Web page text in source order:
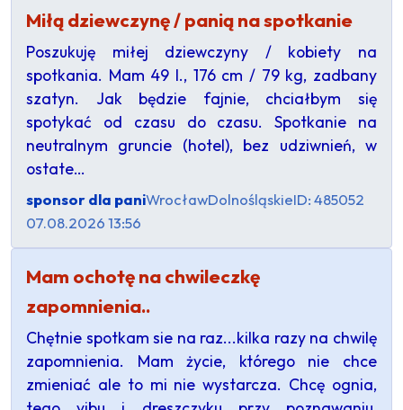
Miłą dziewczynę / panią na spotkanie
Poszukuję miłej dziewczyny / kobiety na
spotkania. Mam 49 l., 176 cm / 79 kg, zadbany
szatyn. Jak będzie fajnie, chciałbym się
spotykać od czasu do czasu. Spotkanie na
neutralnym gruncie (hotel), bez udziwnień, w
ostate…
sponsor dla paniWrocławDolnośląskieID: 485052
07.08.2026 13:56
Mam ochotę na chwileczkę
zapomnienia..
Chętnie spotkam sie na raz...kilka razy na chwilę
zapomnienia. Mam życie, którego nie chce
zmieniać ale to mi nie wystarcza. Chcę ognia,